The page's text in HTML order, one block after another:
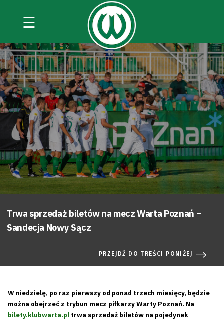
☰
Trwa sprzedaż biletów na mecz Warta Poznań –
Sandecja Nowy Sącz
PRZEJDŹ DO TREŚCI PONIŻEJ
W niedzielę, po raz pierwszy od ponad trzech miesięcy, będzie
można obejrzeć z trybun mecz piłkarzy Warty Poznań. Na
bilety.klubwarta.pl trwa sprzedaż biletów na pojedynek